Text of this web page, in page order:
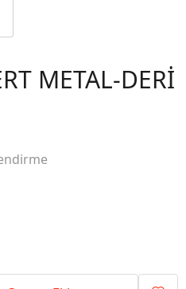
METAL-DERİ